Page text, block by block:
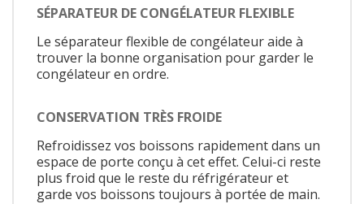
SÉPARATEUR DE CONGÉLATEUR FLEXIBLE
Le séparateur flexible de congélateur aide à
trouver la bonne organisation pour garder le
congélateur en ordre.
CONSERVATION TRÈS FROIDE
Refroidissez vos boissons rapidement dans un
espace de porte conçu à cet effet. Celui-ci reste
plus froid que le reste du réfrigérateur et
garde vos boissons toujours à portée de main.